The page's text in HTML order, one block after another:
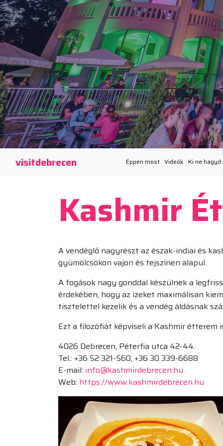
visitdebrecen Éppen most Videók Ki ne hagyd
Kashmir
A vendéglő nagyrészt az észak-indiai és
gyümölcsökön vajon és tejszínen alapul.
A fogások nagy gonddal készülnek a
érdekében, hogy az ízeket maximálisan
tisztelettel kezelik és a vendég áldásnak
Ezt a filozófiát képviseli a Kashmir étterem
4026 Debrecen, Péterfia utca 42-44.
Tel.: +36 52 321-560, +36 30 339-6688
E-mail: info@kashmirdebrecen.hu
Web: https://www.kashmirdebrecen.hu